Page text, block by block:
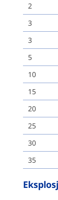
2
3
3
5
10
15
20
25
30
35